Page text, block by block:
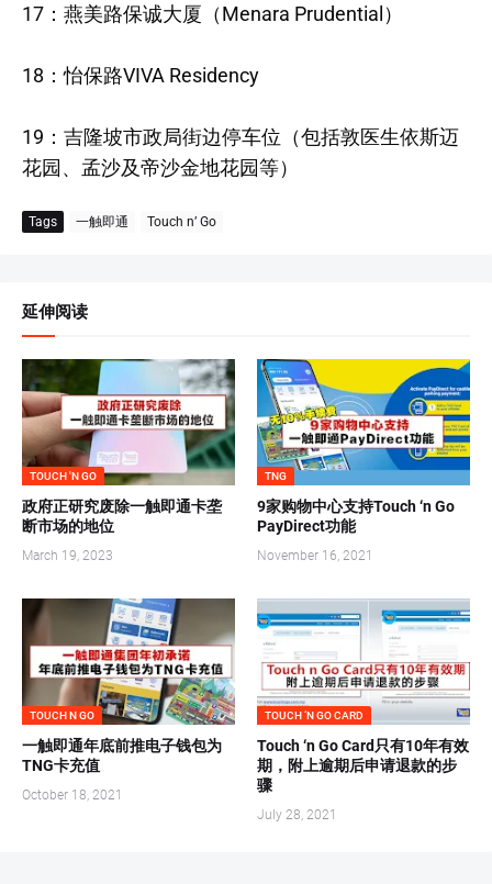
17：燕美路保诚大厦（Menara Prudential）
18：怡保路VIVA Residency
19：吉隆坡市政局街边停车位（包括敦医生依斯迈
花园、孟沙及帝沙金地花园等）
Tags 一触即通 Touch n’ Go
延伸阅读
TOUCH 'N GO
政府正研究废除一触即通卡垄
断市场的地位
March 19, 2023
TNG
9家购物中心支持Touch ‘n Go
PayDirect功能
November 16, 2021
TOUCH N GO
一触即通年底前推电子钱包为
TNG卡充值
October 18, 2021
TOUCH ‘N GO CARD
Touch ‘n Go Card只有10年有效
期，附上逾期后申请退款的步
骤
July 28, 2021